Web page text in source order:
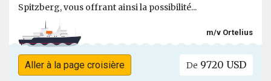
Spitzberg, vous offrant ainsi la possibilité...
m/v Ortelius
Aller à la page croisière De 9720 USD